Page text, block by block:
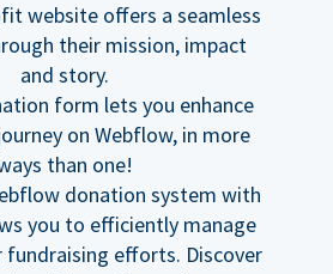
website offers a seamless
their mission, impact
and story.
form lets you enhance
on Webflow, in more
than one!
donation system with
you to efficiently manage
fundraising efforts. Discover